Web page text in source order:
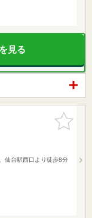
見る
お気に入
りに追加
仙台駅西口より徒歩8分